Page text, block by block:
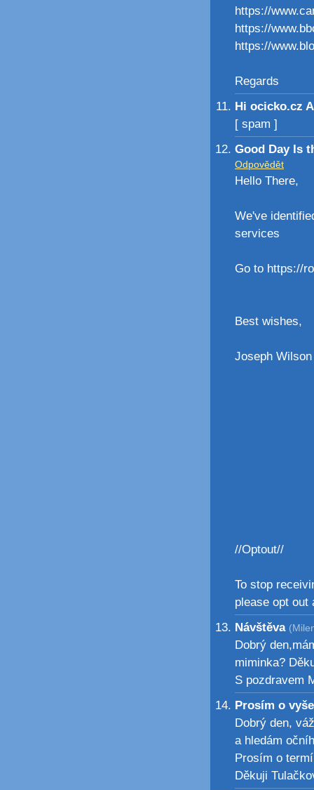
https://
https://
https://
Regards
Hi ocicko.cz
[ spam ]
Good Day Is
Odpovědět
Hello There,
We've
services
Go to https://
Best wishes,
Joseph Wilson
//Optout//
To stop
please opt out
Návštěva
Dobrý
miminka?
S pozdravem
Prosím o
Dobrý den,
a hledám
Prosím o
Děkuji